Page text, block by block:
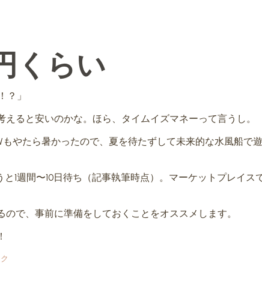
くらい
？」
えると安いのかな。ほら、タイムイズマネーって言うし。
やたら暑かったので、夏を待たずして未来的な水風船で
1週間〜10日待ち（記事執筆時点）。マーケットプレイス
で、事前に準備をしておくことをオススメします。